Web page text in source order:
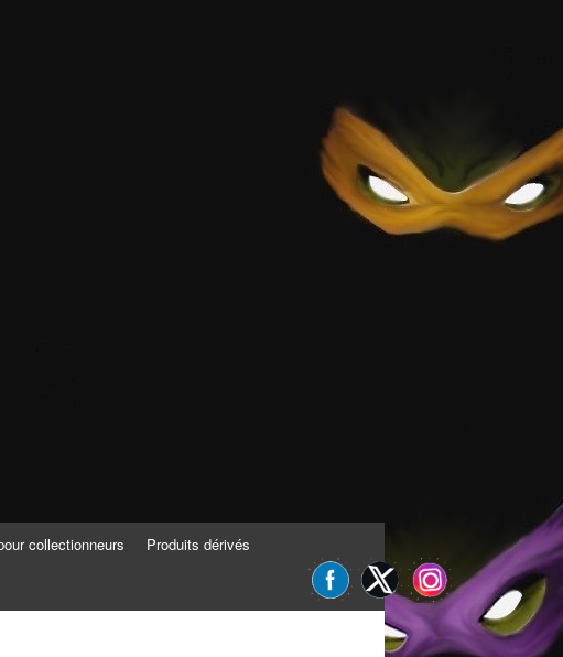
collectionneurs Produits dérivés